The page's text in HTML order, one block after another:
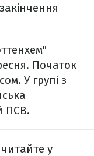
Початок
У групі з
ПСВ.
читайте у